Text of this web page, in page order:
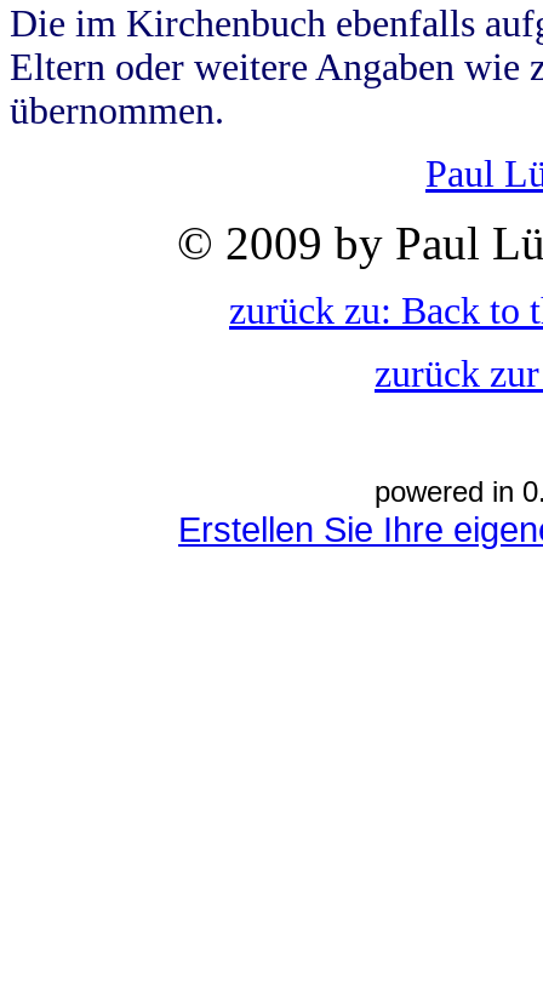
Die im Kirchenbuch ebenfalls
Eltern oder weitere Angaben wie
übernommen.
Paul
© 2009 by Paul
zurück zu: Back to
zurück
powered in
Erstellen Sie Ihre